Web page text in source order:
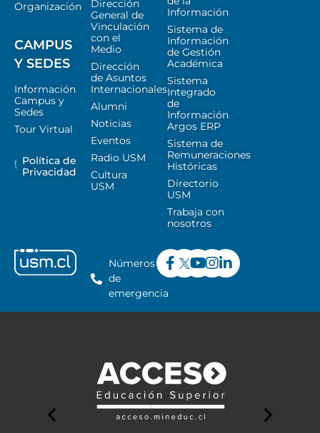
Organización
CAMPUS
Y SEDES
Información
Campus y
Sedes
Tour Virtual
Política de
Privacidad
Dirección
General de
Vinculación
con el
Medio
Dirección
de Asuntos
Internacionales
Alumni
Noticias
Eventos
Radio USM
Cultura
USM
Información
Sistema de
Información
de Gestión
Académica
Sistema
Integrado
de
Información
Argos ERP
Sistema de
Remuneraciones
Históricas
Directorio
USM
Trabaja con
nosotros
Números
de
emergencia